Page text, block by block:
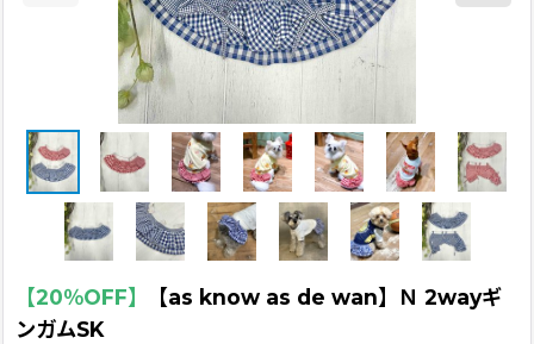
【20％OFF】
【as know as de wan】Ｎ 2wayギ
ンガムSK